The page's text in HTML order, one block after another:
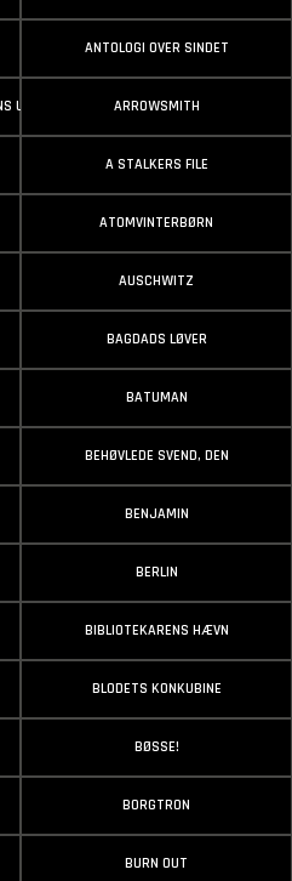
ANTOLOGI OVER SINDET
UNDERGANG ARROWSMITH
A STALKERS FILE
ATOMVINTERBØRN
AUSCHWITZ
BAGDADS LØVER
BATUMAN
BEHØVLEDE SVEND, DEN
BENJAMIN
BERLIN
BIBLIOTEKARENS HÆVN
BLODETS KONKUBINE
BØSSE!
BORGTRON
BURN OUT